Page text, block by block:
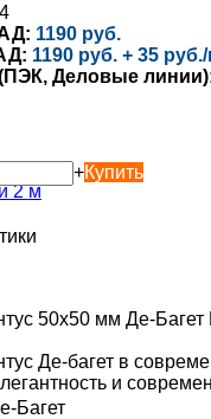
1190 руб.
1190 руб. + 35
Деловые
+Купить
50х50 мм Де-Багет
Де-багет в
и
Багет